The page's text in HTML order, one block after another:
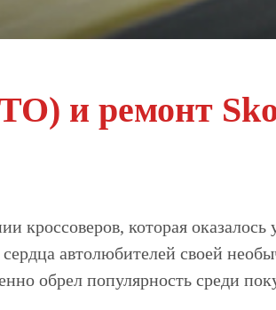
и ремонт
кроссоверов, которая оказалось
автолюбителей своей
обрел популярность среди